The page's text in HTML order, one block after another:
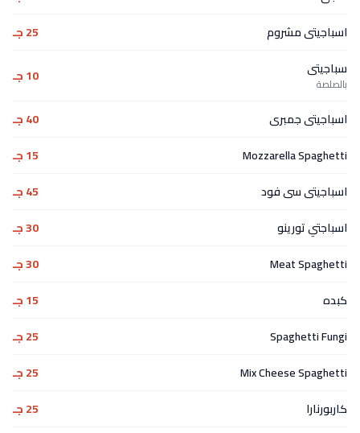
اسباجيتى مشروم
25 جـ
سباجيتى
بالصلصة 10 جـ
اسباجيتى جمبرى
40 جـ
Mozzarella Spaghetti
15 جـ
اسباجيتى سى فود
45 جـ
اسباجتي تورينو
30 جـ
Meat Spaghetti
30 جـ
كبده
15 جـ
Spaghetti Fungi
25 جـ
Mix Cheese Spaghetti
25 جـ
كاربورنارا
25 جـ